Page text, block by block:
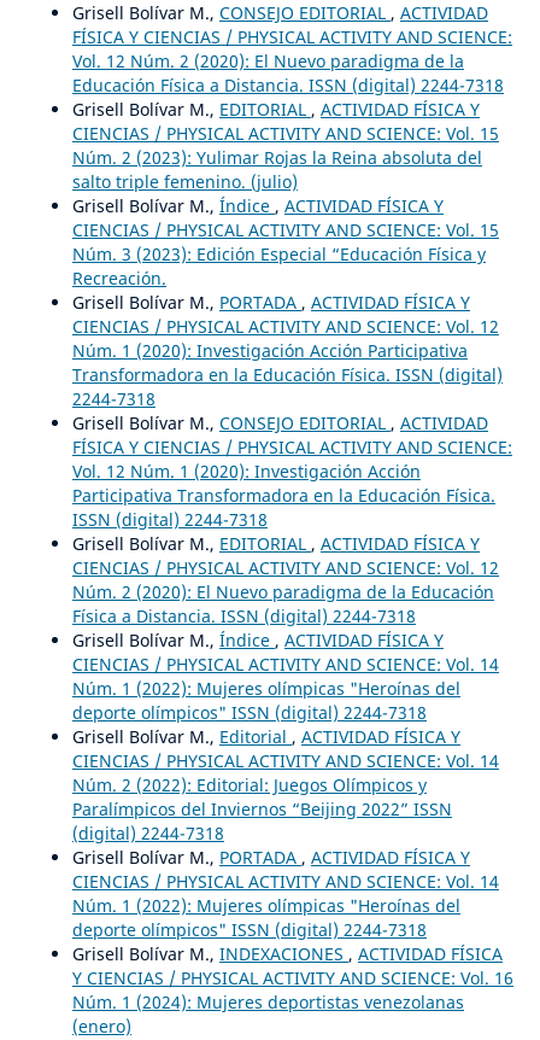
Grisell Bolívar M., CONSEJO EDITORIAL , ACTIVIDAD
FÍSICA Y CIENCIAS / PHYSICAL ACTIVITY AND SCIENCE:
Vol. 12 Núm. 2 (2020): El Nuevo paradigma de la
Educación Física a Distancia. ISSN (digital) 2244-7318
Grisell Bolívar M., EDITORIAL , ACTIVIDAD FÍSICA Y
CIENCIAS / PHYSICAL ACTIVITY AND SCIENCE: Vol. 15
Núm. 2 (2023): Yulimar Rojas la Reina absoluta del
salto triple femenino. (julio)
Grisell Bolívar M., Índice , ACTIVIDAD FÍSICA Y
CIENCIAS / PHYSICAL ACTIVITY AND SCIENCE: Vol. 15
Núm. 3 (2023): Edición Especial “Educación Física y
Recreación.
Grisell Bolívar M., PORTADA , ACTIVIDAD FÍSICA Y
CIENCIAS / PHYSICAL ACTIVITY AND SCIENCE: Vol. 12
Núm. 1 (2020): Investigación Acción Participativa
Transformadora en la Educación Física. ISSN (digital)
2244-7318
Grisell Bolívar M., CONSEJO EDITORIAL , ACTIVIDAD
FÍSICA Y CIENCIAS / PHYSICAL ACTIVITY AND SCIENCE:
Vol. 12 Núm. 1 (2020): Investigación Acción
Participativa Transformadora en la Educación Física.
ISSN (digital) 2244-7318
Grisell Bolívar M., EDITORIAL , ACTIVIDAD FÍSICA Y
CIENCIAS / PHYSICAL ACTIVITY AND SCIENCE: Vol. 12
Núm. 2 (2020): El Nuevo paradigma de la Educación
Física a Distancia. ISSN (digital) 2244-7318
Grisell Bolívar M., Índice , ACTIVIDAD FÍSICA Y
CIENCIAS / PHYSICAL ACTIVITY AND SCIENCE: Vol. 14
Núm. 1 (2022): Mujeres olímpicas "Heroínas del
deporte olímpicos" ISSN (digital) 2244-7318
Grisell Bolívar M., Editorial , ACTIVIDAD FÍSICA Y
CIENCIAS / PHYSICAL ACTIVITY AND SCIENCE: Vol. 14
Núm. 2 (2022): Editorial: Juegos Olímpicos y
Paralímpicos del Inviernos “Beijing 2022” ISSN
(digital) 2244-7318
Grisell Bolívar M., PORTADA , ACTIVIDAD FÍSICA Y
CIENCIAS / PHYSICAL ACTIVITY AND SCIENCE: Vol. 14
Núm. 1 (2022): Mujeres olímpicas "Heroínas del
deporte olímpicos" ISSN (digital) 2244-7318
Grisell Bolívar M., INDEXACIONES , ACTIVIDAD FÍSICA
Y CIENCIAS / PHYSICAL ACTIVITY AND SCIENCE: Vol. 16
Núm. 1 (2024): Mujeres deportistas venezolanas
(enero)